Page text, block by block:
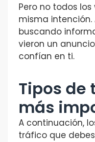
Pero no todos
misma intención.
buscando
vieron un
confían en ti.
Tipos de
más
A continuación,
tráfico que